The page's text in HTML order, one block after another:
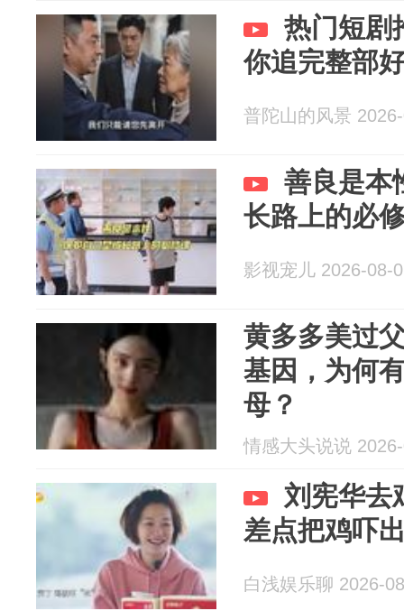
热门短剧
你追完整部
普陀山的风景
善良是本
长路上的必
影视宠儿 2026-08-
黄多多美过
基因，为何
母？
情感大头说说
刘宪华去
差点把鸡吓
白浅娱乐聊 2026-